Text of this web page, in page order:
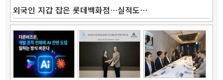
외국인 지갑 잡은 롯데백화점…실적도…